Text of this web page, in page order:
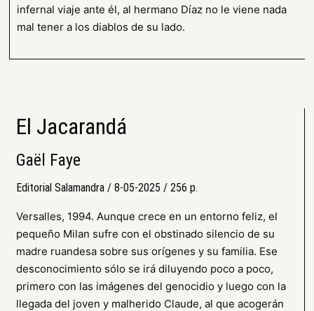
infernal viaje ante él, al hermano Díaz no le viene nada
mal tener a los diablos de su lado.
El Jacarandá
Gaël Faye
Editorial Salamandra / 8-05-2025 / 256 p.
Versalles, 1994. Aunque crece en un entorno feliz, el
pequeño Milan sufre con el obstinado silencio de su
madre ruandesa sobre sus orígenes y su familia. Ese
desconocimiento sólo se irá diluyendo poco a poco,
primero con las imágenes del genocidio y luego con la
llegada del joven y malherido Claude, al que acogerán